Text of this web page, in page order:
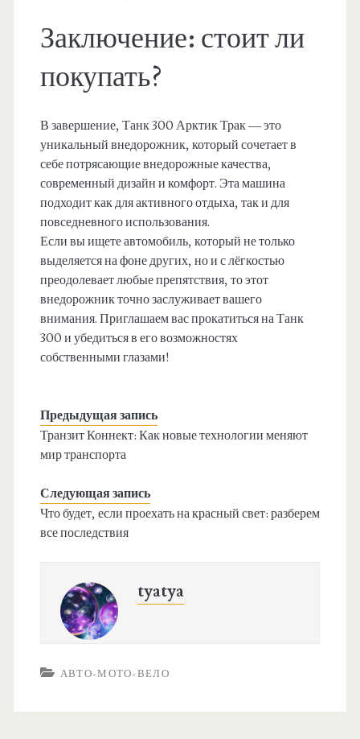
Заключение: стоит ли
покупать?
В завершение, Танк 300 Арктик Трак — это
уникальный внедорожник, который сочетает в
себе потрясающие внедорожные качества,
современный дизайн и комфорт. Эта машина
подходит как для активного отдыха, так и для
повседневного использования.
Если вы ищете автомобиль, который не только
выделяется на фоне других, но и с лёгкостью
преодолевает любые препятствия, то этот
внедорожник точно заслуживает вашего
внимания. Приглашаем вас прокатиться на Танк
300 и убедиться в его возможностях
собственными глазами!
Предыдущая запись
Транзит Коннект: Как новые технологии меняют
мир транспорта
Следующая запись
Что будет, если проехать на красный свет: разберем
все последствия
tyatya
АВТО-МОТО-ВЕЛО